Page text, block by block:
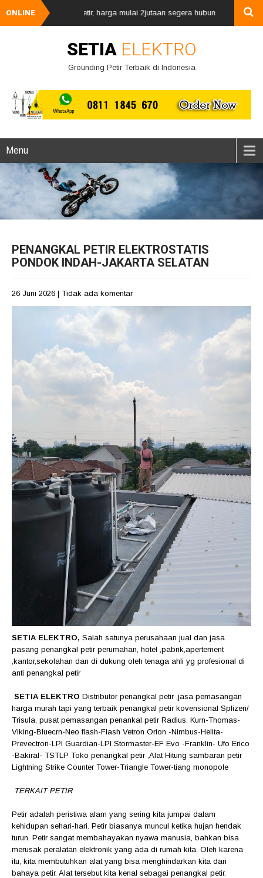
ONLINEpenangkal petir, harga mulai 2jutaan segera hubungi kami via
SETIA ELEKTRO
Grounding Petir Terbaik di Indonesia
Menu
PENANGKAL PETIR ELEKTROSTATIS
PONDOK INDAH-JAKARTA SELATAN
26 Juni 2026 | Tidak ada komentar
SETIA ELEKTRO, Salah satunya perusahaan jual dan jasa
pasang penangkal petir perumahan, hotel ,pabrik,apertement
,kantor,sekolahan dan di dukung oleh tenaga ahli yg profesional di
anti penangkal petir
SETIA ELEKTRO Distributor penangkal petir ,jasa pemasangan
harga murah tapi yang terbaik penangkal petir kovensional Splizen/
Trisula, pusat pemasangan penankal petir Radius. Kurn-Thomas-
Viking-Bluecrn-Neo flash-Flash Vetron Orion -Nimbus-Helita-
Prevectron-LPI Guardian-LPI Stormaster-EF Evo -Franklin- Ufo Erico
-Bakiral- TSTLP Toko penangkal petir ,Alat Hitung sambaran petir
Lightning Strike Counter Tower-Triangle Tower-tiang monopole
TERKAIT PETIR
Petir adalah peristiwa alam yang sering kita jumpai dalam
kehidupan sehari-hari. Petir biasanya muncul ketika hujan hendak
turun. Petir sangat membahayakan nyawa manusia, bahkan bisa
merusak peralatan elektronik yang ada di rumah kita. Oleh karena
itu, kita membutuhkan alat yang bisa menghindarkan kita dari
bahaya petir. Alat tersebut kita kenal sebagai penangkal petir.